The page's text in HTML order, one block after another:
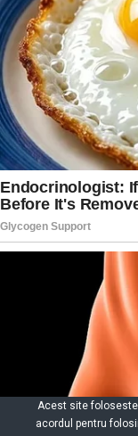
Acest site foloseste
acordul pentru